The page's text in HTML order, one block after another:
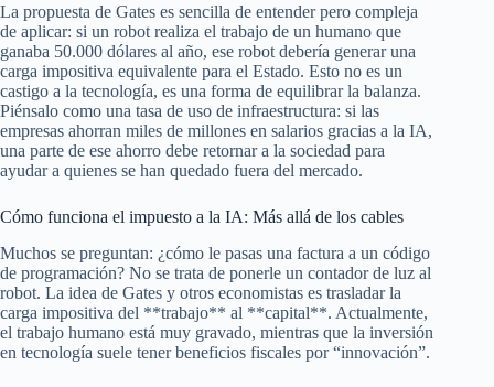
La propuesta de Gates es sencilla de entender pero compleja
de aplicar: si un robot realiza el trabajo de un humano que
ganaba 50.000 dólares al año, ese robot debería generar una
carga impositiva equivalente para el Estado. Esto no es un
castigo a la tecnología, es una forma de equilibrar la balanza.
Piénsalo como una tasa de uso de infraestructura: si las
empresas ahorran miles de millones en salarios gracias a la IA,
una parte de ese ahorro debe retornar a la sociedad para
ayudar a quienes se han quedado fuera del mercado.
Cómo funciona el impuesto a la IA: Más allá de los cables
Muchos se preguntan: ¿cómo le pasas una factura a un código
de programación? No se trata de ponerle un contador de luz al
robot. La idea de Gates y otros economistas es trasladar la
carga impositiva del **trabajo** al **capital**. Actualmente,
el trabajo humano está muy gravado, mientras que la inversión
en tecnología suele tener beneficios fiscales por “innovación”.